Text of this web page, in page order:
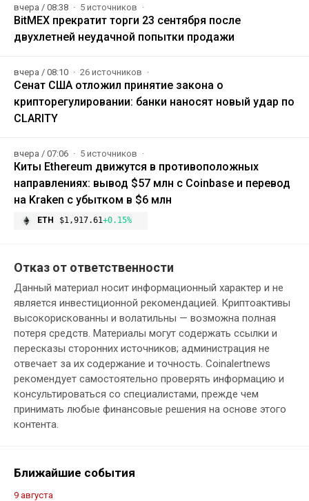
вчера / 08:38 5 источников
BitMEX прекратит торги 23 сентября после
двухлетней неудачной попытки продажи
вчера / 08:10 26 источников
Сенат США отложил принятие закона о
крипторегулировании: банки наносят новый удар по
CLARITY
вчера / 07:06 5 источников
Киты Ethereum движутся в противоположных
направлениях: вывод $57 млн с Coinbase и перевод
на Kraken с убытком в $6 млн
ETH $1,917.61+0.15%
Отказ от ответственности
Данный материал носит информационный характер и не
является инвестиционной рекомендацией. Криптоактивы
высокорискованны и волатильны — возможна полная
потеря средств. Материалы могут содержать ссылки и
пересказы сторонних источников; администрация не
отвечает за их содержание и точность. Coinalertnews
рекомендует самостоятельно проверять информацию и
консультироваться со специалистами, прежде чем
принимать любые финансовые решения на основе этого
контента.
Ближайшие события
9 августа